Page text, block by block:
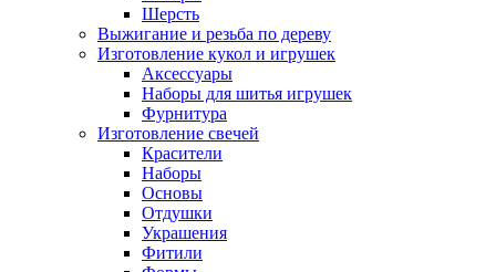
Шерсть
Выжигание и резьба по дереву
Изготовление кукол и игрушек
Аксессуары
Наборы для шитья игрушек
Фурнитура
Изготовление свечей
Красители
Наборы
Основы
Отдушки
Украшения
Фитили